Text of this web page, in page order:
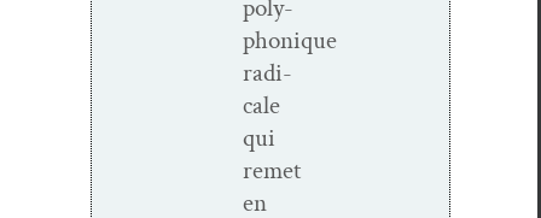
poly­
phonique
rad­i­
cale
qui
remet
en